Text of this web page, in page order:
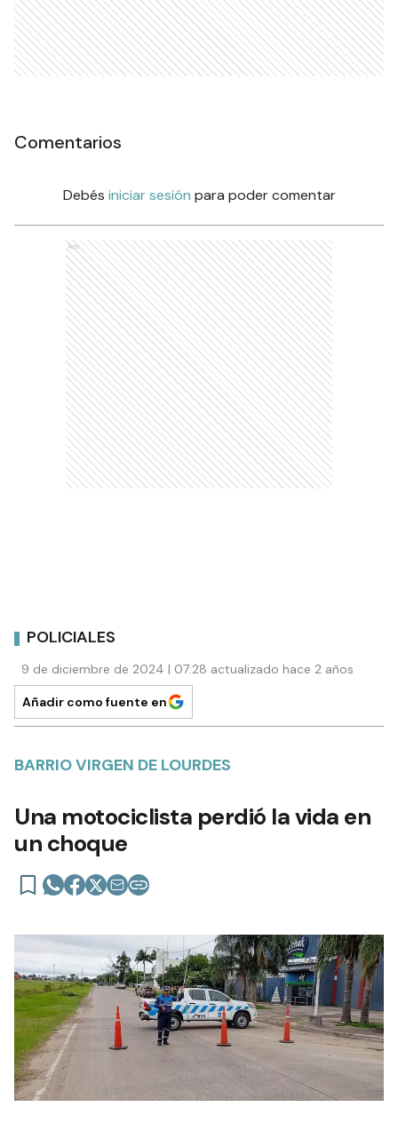
Comentarios
Debés iniciar sesión para poder comentar
Ads
POLICIALES
9 de diciembre de 2024 | 07:28 actualizado hace 2 años
Añadir como fuente en
BARRIO VIRGEN DE LOURDES
Una motociclista perdió la vida en
un choque